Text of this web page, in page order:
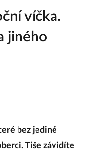
víčka.
jiného
bez jediné
Tiše závidíte